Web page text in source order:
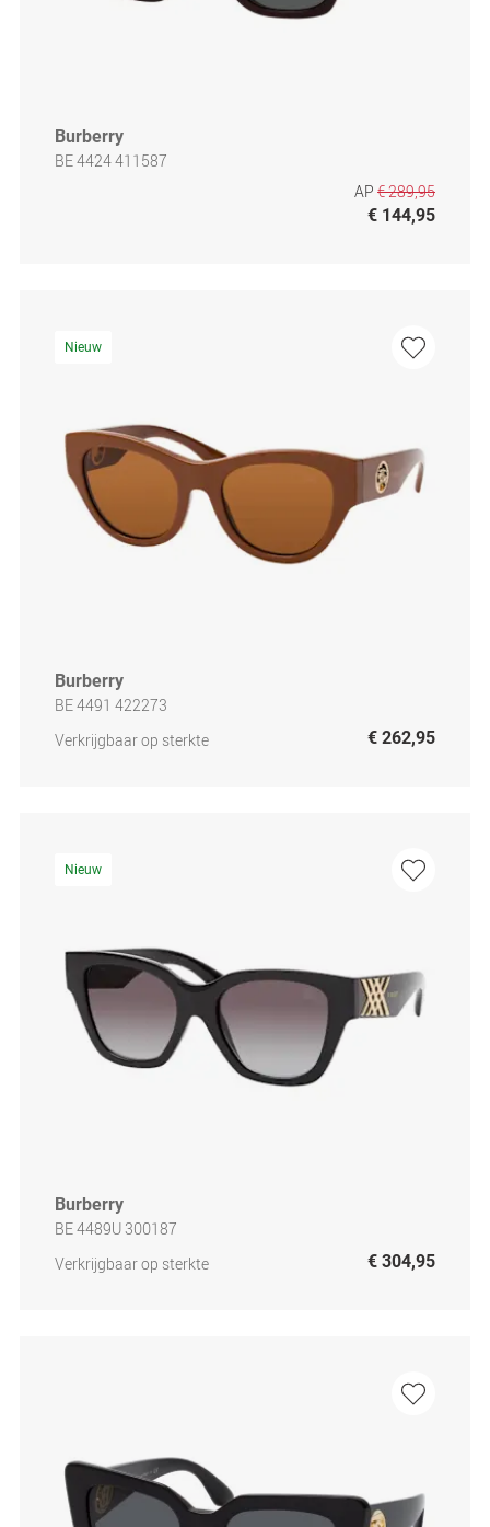
Burberry
BE 4424 411587
AP € 289,95
€ 144,95
Nieuw
Burberry
BE 4491 422273
Verkrijgbaar op sterkte
€ 262,95
Nieuw
Burberry
BE 4489U 300187
Verkrijgbaar op sterkte
€ 304,95